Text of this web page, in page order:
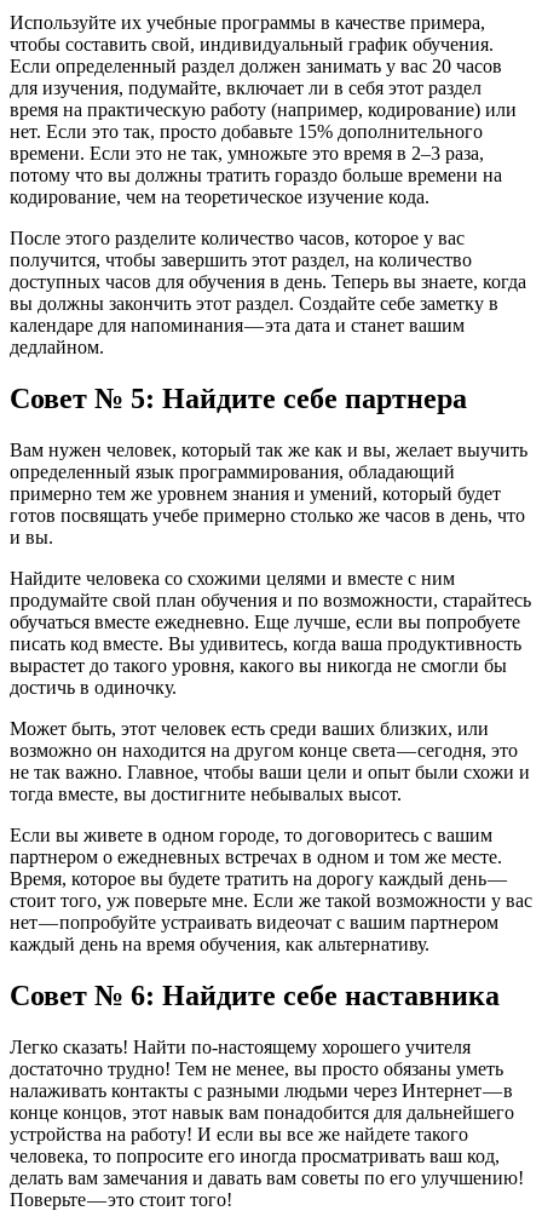
Используйте их учебные программы в качестве примера,
чтобы составить свой, индивидуальный график обучения.
Если определенный раздел должен занимать у вас 20 часов
для изучения, подумайте, включает ли в себя этот раздел
время на практическую работу (например, кодирование) или
нет. Если это так, просто добавьте 15% дополнительного
времени. Если это не так, умножьте это время в 2–3 раза,
потому что вы должны тратить гораздо больше времени на
кодирование, чем на теоретическое изучение кода.
После этого разделите количество часов, которое у вас
получится, чтобы завершить этот раздел, на количество
доступных часов для обучения в день. Теперь вы знаете, когда
вы должны закончить этот раздел. Создайте себе заметку в
календаре для напоминания — эта дата и станет вашим
дедлайном.
Совет № 5: Найдите себе партнера
Вам нужен человек, который так же как и вы, желает выучить
определенный язык программирования, обладающий
примерно тем же уровнем знания и умений, который будет
готов посвящать учебе примерно столько же часов в день, что
и вы.
Найдите человека со схожими целями и вместе с ним
продумайте свой план обучения и по возможности, старайтесь
обучаться вместе ежедневно. Еще лучше, если вы попробуете
писать код вместе. Вы удивитесь, когда ваша продуктивность
вырастет до такого уровня, какого вы никогда не смогли бы
достичь в одиночку.
Может быть, этот человек есть среди ваших близких, или
возможно он находится на другом конце света — сегодня, это
не так важно. Главное, чтобы ваши цели и опыт были схожи и
тогда вместе, вы достигните небывалых высот.
Если вы живете в одном городе, то договоритесь с вашим
партнером о ежедневных встречах в одном и том же месте.
Время, которое вы будете тратить на дорогу каждый день —
стоит того, уж поверьте мне. Если же такой возможности у вас
нет — попробуйте устраивать видеочат с вашим партнером
каждый день на время обучения, как альтернативу.
Совет № 6: Найдите себе наставника
Легко сказать! Найти по-настоящему хорошего учителя
достаточно трудно! Тем не менее, вы просто обязаны уметь
налаживать контакты с разными людьми через Интернет — в
конце концов, этот навык вам понадобится для дальнейшего
устройства на работу! И если вы все же найдете такого
человека, то попросите его иногда просматривать ваш код,
делать вам замечания и давать вам советы по его улучшению!
Поверьте — это стоит того!